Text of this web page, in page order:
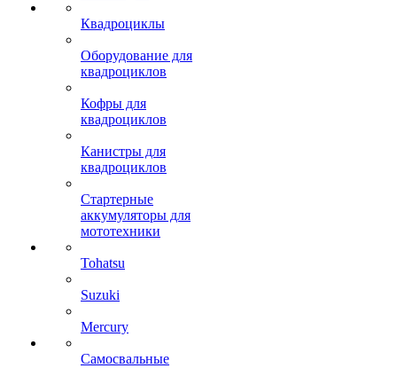
Квадроциклы
Оборудование для
квадроциклов
Кофры для
квадроциклов
Канистры для
квадроциклов
Стартерные
аккумуляторы для
мототехники
Tohatsu
Suzuki
Mercury
Самосвальные